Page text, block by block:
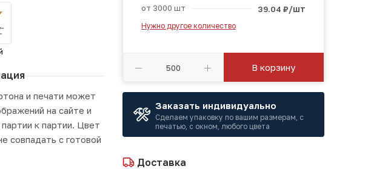
и печати может
на сайте и
к партии. Цвет
совпадать с готовой
от 3000 шт 39.04 ₽/шт
Нужно другое количество
В корзину
Заказать индивидуально
Сделаем упаковку по вашим размерам, с
печатью, с окном, любого цвета
Доставка